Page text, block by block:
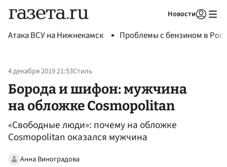
Новости
Атака ВСУ на Нижнекамск Проблемы с бензином в
4 декабря 2019 21:53Стиль
Борода и шифон: мужчина
на обложке Cosmopolitan
«Свободные люди»: почему на обложке
Cosmopolitan оказался мужчина
Анна Виноградова